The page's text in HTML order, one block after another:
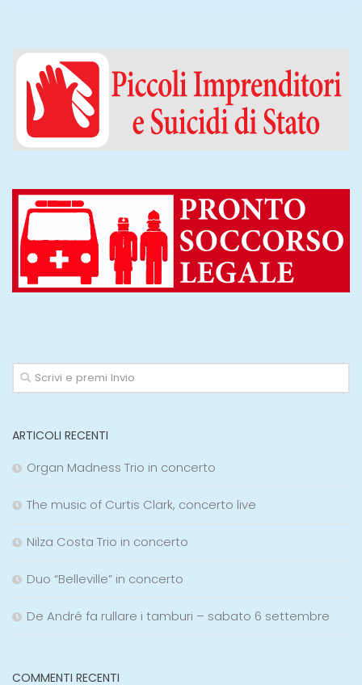
ARTICOLI RECENTI
Organ Madness Trio in concerto
The music of Curtis Clark, concerto live
Nilza Costa Trio in concerto
Duo “Belleville” in concerto
De André fa rullare i tamburi – sabato 6 settembre
COMMENTI RECENTI